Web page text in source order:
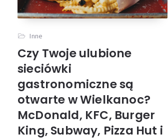
Inne
Czy Twoje ulubione
sieciówki
gastronomiczne są
otwarte w Wielkanoc?
McDonald, KFC, Burger
King, Subway, Pizza Hut i